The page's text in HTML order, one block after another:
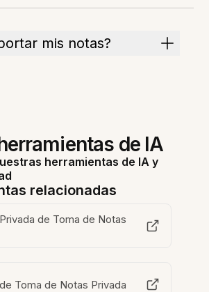
mis notas?
de IA
herramientas de IA y
relacionadas
de Toma de Notas
Toma de Notas Privada